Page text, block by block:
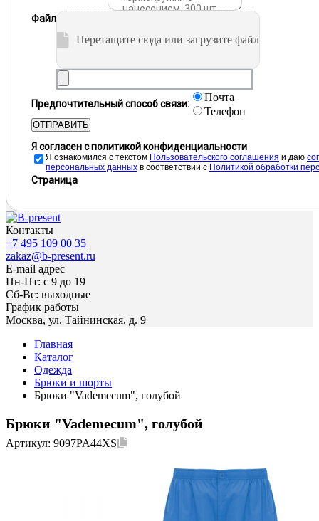
Файл
Перетащите сюда или загрузите файл
Предпочтительный способ связи:
Почта
Телефон
ОТПРАВИТЬ
Я согласен с политикой конфиденциальности
Я ознакомился с текстом Пользовательского соглашения и даю
персональных данных в соответствии с Политикой обработки
Страница
Контакты
+7 495 109 00 35
zakaz@b-present.ru
E-mail адрес
Пн-Пт: с 9 до 19
Сб-Вс: выходные
График работы
Москва, ул. Тайнинская, д. 9
Главная
Каталог
Одежда
Брюки и шорты
Брюки "Vademecum", голубой
Брюки "Vademecum", голубой
Артикул: 9097PA44XS